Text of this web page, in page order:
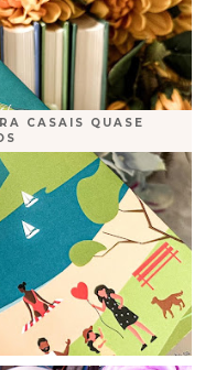
CASAIS QUASE